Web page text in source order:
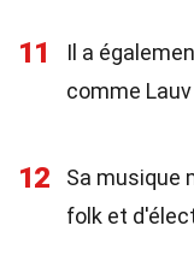
11
Il a
comme
12
Sa musique
folk et